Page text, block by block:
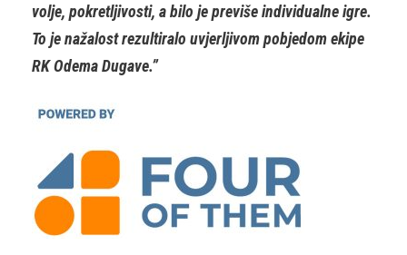
volje, pokretljivosti, a bilo je previše individualne igre.
To je nažalost rezultiralo uvjerljivom pobjedom ekipe
RK Odema Dugave.”